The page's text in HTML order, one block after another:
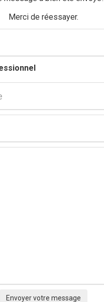
Merci de réessayer.